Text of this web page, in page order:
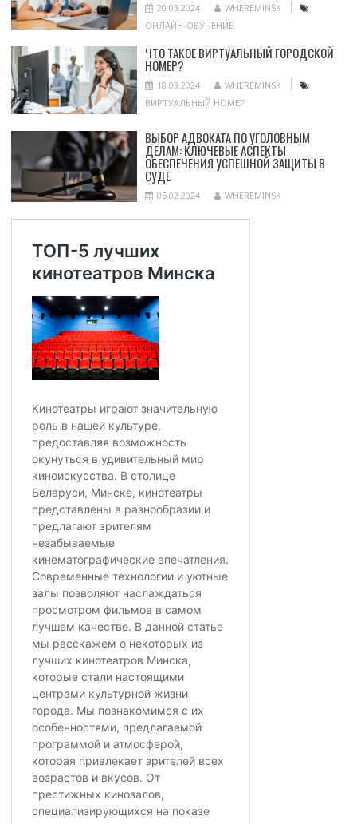
20.03.2024
WHEREMINSK
ОНЛАЙН-ОБУЧЕНИЕ
ЧТО ТАКОЕ ВИРТУАЛЬНЫЙ ГОРОДСКОЙ
НОМЕР?
18.03.2024
WHEREMINSK
ВИРТУАЛЬНЫЙ НОМЕР
ВЫБОР АДВОКАТА ПО УГОЛОВНЫМ
ДЕЛАМ: КЛЮЧЕВЫЕ АСПЕКТЫ
ОБЕСПЕЧЕНИЯ УСПЕШНОЙ ЗАЩИТЫ В
СУДЕ
05.02.2024 WHEREMINSK